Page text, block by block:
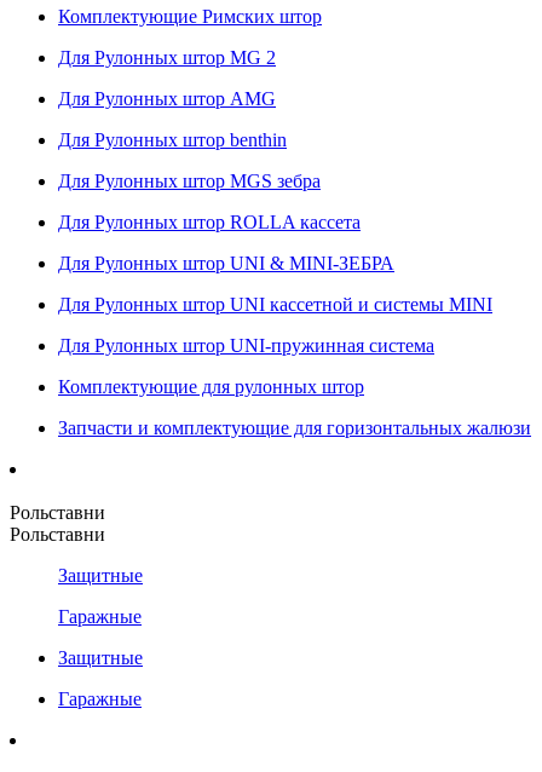
Комплектующие Римских штор
Для Рулонных штор MG 2
Для Рулонных штор AMG
Для Рулонных штор benthin
Для Рулонных штор MGS зебра
Для Рулонных штор ROLLA кассета
Для Рулонных штор UNI & MINI-ЗЕБРА
Для Рулонных штор UNI кассетной и системы MINI
Для Рулонных штор UNI-пружинная система
Комплектующие для рулонных штор
Запчасти и комплектующие для горизонтальных жалюзи
Рольставни
Рольставни
Защитные
Гаражные
Защитные
Гаражные